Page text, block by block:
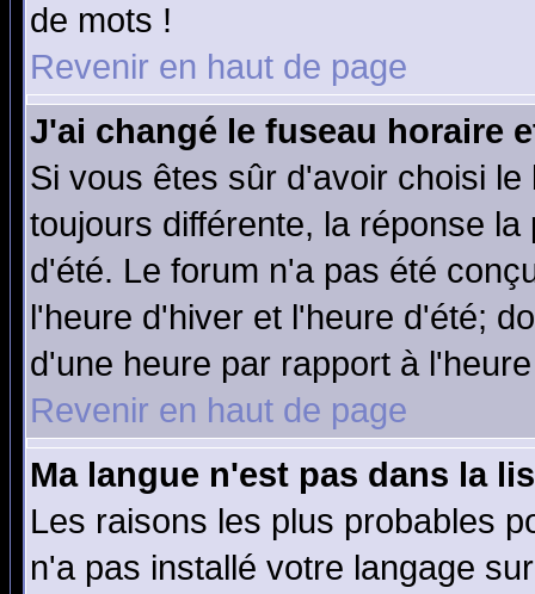
de mots !
Revenir en haut de page
J'ai changé le fuseau horaire
Si vous êtes sûr d'avoir choisi
toujours différente, la réponse
d'été. Le forum n'a pas été
l'heure d'hiver et l'heure d'été;
d'une heure par rapport à
Revenir en haut de page
Ma langue n'est pas dans la
Les raisons les plus probables
n'a pas installé votre langage